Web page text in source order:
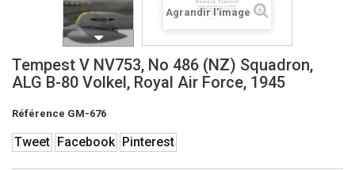
Agrandir l'image
Tempest V NV753, No 486 (NZ) Squadron,
ALG B-80 Volkel, Royal Air Force, 1945
Référence GM-676
Tweet Facebook Pinterest